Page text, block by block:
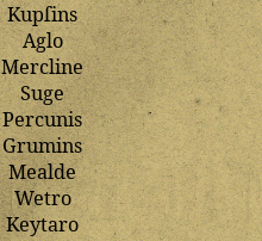
Kupſins
Aglo
Mercline
Suge
Percunis
Grumins
Mealde
Wetro
Keytaro